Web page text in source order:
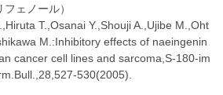
ェノール）
T.,Osanai Y.,Shouji A.,Ujibe M.,Oht
M.:Inhibitory effects of naeingenin
cancer cell lines and sarcoma,S-180-im
530(2005).